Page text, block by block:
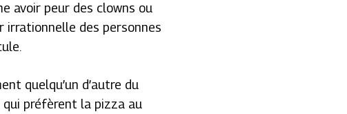
avoir peur des clowns ou
irrationnelle des personnes
quelqu’un d’autre du
qui préfèrent la pizza au